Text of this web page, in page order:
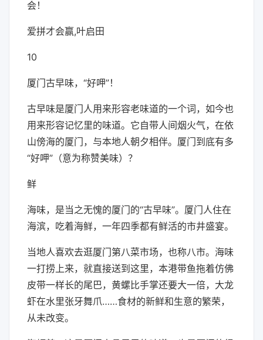
会！
爱拼才会赢,叶启田
10
厦门古早味，“好呷”！
古早味是厦门人用来形容老味道的一个词，如今也
用来形容记忆里的味道。它自带人间烟火气，在依
山傍海的厦门，与本地人朝夕相伴。厦门到底有多
“好呷”（意为称赞美味）？
鲜
海味，是当之无愧的厦门的“古早味”。厦门人住在
海滨，吃着海鲜，一年四季都有鲜活的市井盛宴。
当地人喜欢去逛厦门第八菜市场，也称八市。海味
一打捞上来，就直接送到这里，本港带鱼拖着仿佛
皮带一样长的尾巴，黄螺比手掌还要大一倍，大龙
虾在水里张牙舞爪……食材的新鲜和生意的繁荣，
从未改变。